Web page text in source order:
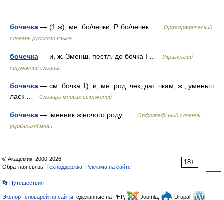
бочечка — (1 ж); мн. бо/чечки, Р. бо/чечек …
Орфографический
словарь русского языка
бочечка — и, ж. Зменш. пестл. до бочка I …
Український
тлумачний словник
бочечка — см. бочка 1); и; мн. род. чек, дат. чкам; ж.; уменьш.
ласк …
Словарь многих выражений
бочечка — іменник жіночого роду …
Орфографічний словник
української мови
18+
© Академик, 2000-2026
Обратная связь: Техподдержка Реклама на сайте
👣 Путешествия
Экспорт словарей на сайты , сделанные на PHP, Joomla, Drupal,